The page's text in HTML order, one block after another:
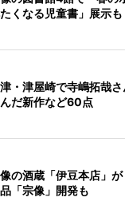
くなる児童書」展示も
・津屋崎で寺嶋拓哉
だ新作など60点
の酒蔵「伊豆本店」
「宗像」開発も